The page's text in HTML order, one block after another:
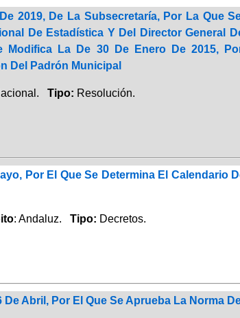
2019, De La Subsecretaría, Por La Que
De Estadística Y Del Director General
Modifica La De 30 De Enero De 2015,
Del Padrón Municipal
Tipo: Resolución.
Por El Que Se Determina El
: Andaluz. Tipo: Decretos.
De Abril, Por El Que Se Aprueba La Norma